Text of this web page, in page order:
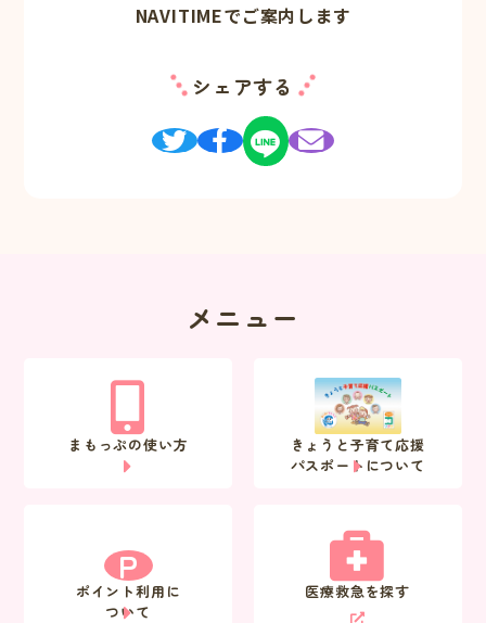
NAVITIMEでご案内します
シェアする
メニュー
まもっぷの使い方
きょうと子育て応援
パスポートについて
P
ポイント利用に
ついて
医療救急を探す